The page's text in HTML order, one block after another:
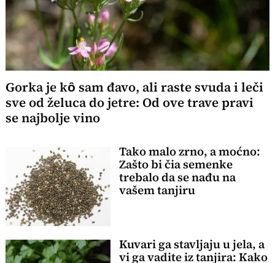
Gorka je kȏ sam đavo, ali raste svuda i leči
sve od želuca do jetre: Od ove trave pravi
se najbolje vino
Tako malo zrno, a moćno:
Zašto bi čia semenke
trebalo da se nađu na
vašem tanjiru
Kuvari ga stavljaju u jela, a
vi ga vadite iz tanjira: Kako